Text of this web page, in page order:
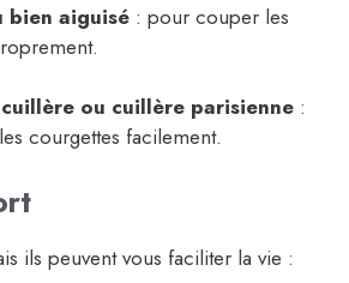
bien aiguisé : pour couper les
ou cuillère parisienne :
courgettes facilement.
ils peuvent vous faciliter la vie :